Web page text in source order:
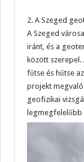
2. A Szeged
A Szeged
iránt, és a
között
fűtse és hűtse
projekt
geofizikai
legmegfelelőbb